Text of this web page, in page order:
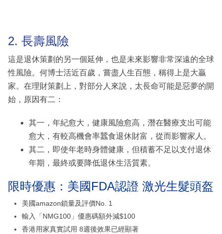
2. 長壽風險
這是退休策劃的另一個延伸，也是未來影響非常深遠的全球
性風險。何博士活近百歲，嘗盡人生百態，稱得上是大贏
家。在理財策劃上，對部分人來說，太長命可能是惡夢的開
始，原因有二：
其一，年紀愈大，健康風險愈高，潛在醫療支出可能
愈大，有較高機會率蠶食退休財富，從而影響家人。
其二，即使年老時身體健康，但積蓄不足以支付退休
年期，最終或要降低退休生活質素。
限時優惠：美國FDA認證 激光生髮頭盔
美國amazon鎖量及評價No. 1
輸入「NMG100」優惠碼額外減$100
香港用家真實試用 8週後效果已經顯著